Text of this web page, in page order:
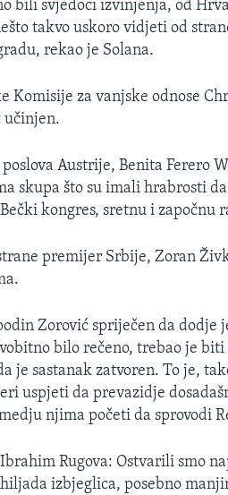
bili svjedoci izvinjenja, od
takvo uskoro vidjeti od
rekao je Solana.
Komisije za vanjske odnose
učinjen.
Austrije, Benita Ferero
skupa što su imali hrabrosti
kongres, sretnu i započnu
premijer Srbije, Zoran
Zorović spriječen da dodje
bilo rečeno, trebao je
je sastanak zatvoren. To je,
uspjeti da prevazidje
njima početi da sprovodi
Rugova: Ostvarili smo
izbjeglica, posebno